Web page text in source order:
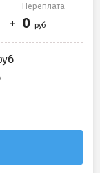
Переплата